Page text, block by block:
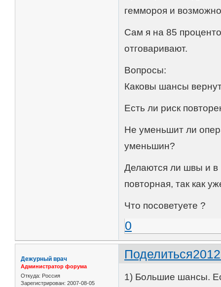
геммороя и
Сам я на 85
отговаривают.
Вопросы:
Каковы шансы
Есть ли риск
Не уменьшит ли
уменьшин?
Делаются ли швы и в
повторная, так как
Что посоветуете ?
0
Поделиться
Дежурный врач
Администратор форума
Откуда: Россия
Зарегистрирован: 2007-08-05
1) Большие шансы.